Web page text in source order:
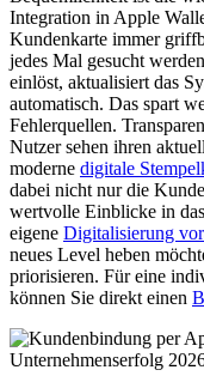
Integration in Apple
Kundenkarte immer
jedes Mal gesucht
einlöst, aktualisiert das
automatisch. Das spart
Fehlerquellen.
Nutzer sehen ihren
moderne digitale
dabei nicht nur die
wertvolle Einblicke in
eigene Digitalisierung
neues Level heben
priorisieren. Für eine
können Sie direkt einen